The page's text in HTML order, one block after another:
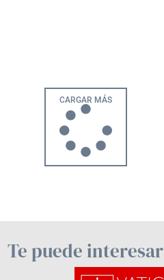
CARGAR MÁS
Te puede interesar